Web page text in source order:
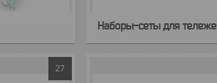
Наборы-сеты для
27